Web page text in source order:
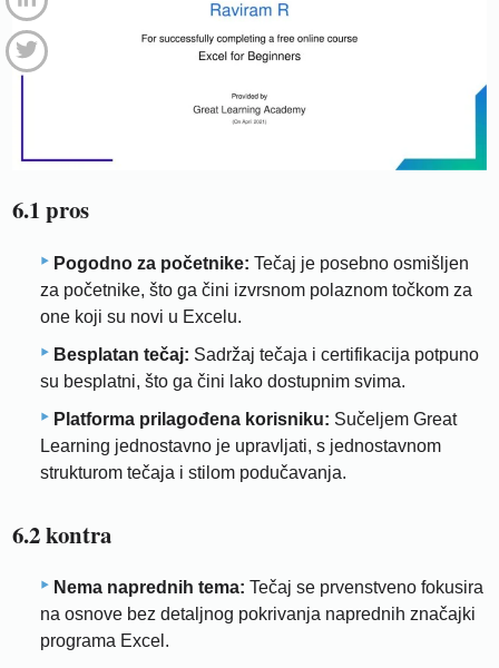
6.1 pros
Pogodno za početnike: Tečaj je posebno osmišljen
za početnike, što ga čini izvrsnom polaznom točkom za
one koji su novi u Excelu.
Besplatan tečaj: Sadržaj tečaja i certifikacija potpuno
su besplatni, što ga čini lako dostupnim svima.
Platforma prilagođena korisniku: Sučeljem Great
Learning jednostavno je upravljati, s jednostavnom
strukturom tečaja i stilom podučavanja.
6.2 kontra
Nema naprednih tema: Tečaj se prvenstveno fokusira
na osnove bez detaljnog pokrivanja naprednih značajki
programa Excel.